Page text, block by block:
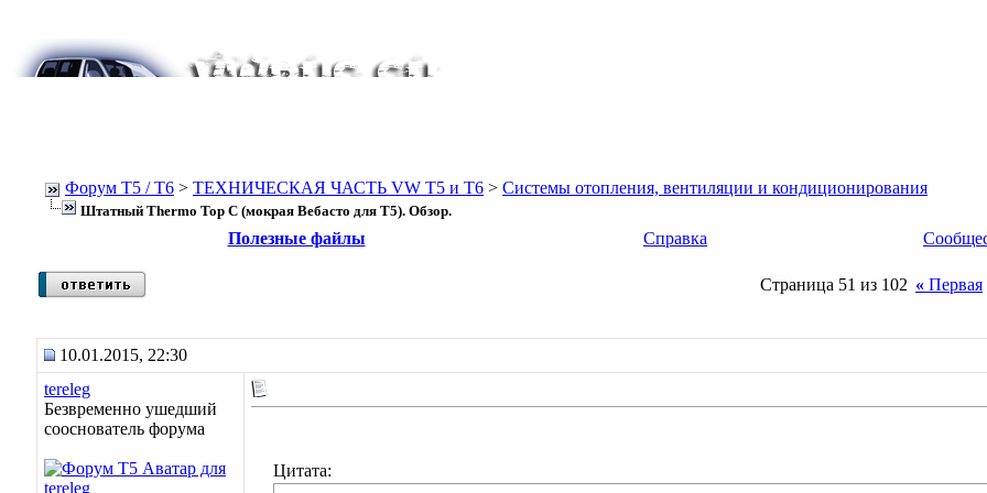
Форум Т5 / T6 > ТЕХНИЧЕСКАЯ ЧАСТЬ VW T5 и T6 > Системы отопления, вентиляции и кондиционирования
Штатный Thermo Top C (мокрая Вебасто для Т5). Обзор.
Полезные файлы Справка
Страница 51 из 102 « Первая
10.01.2015, 22:30
tereleg
Безвременно ушедший
сооснователь форума
Цитата: